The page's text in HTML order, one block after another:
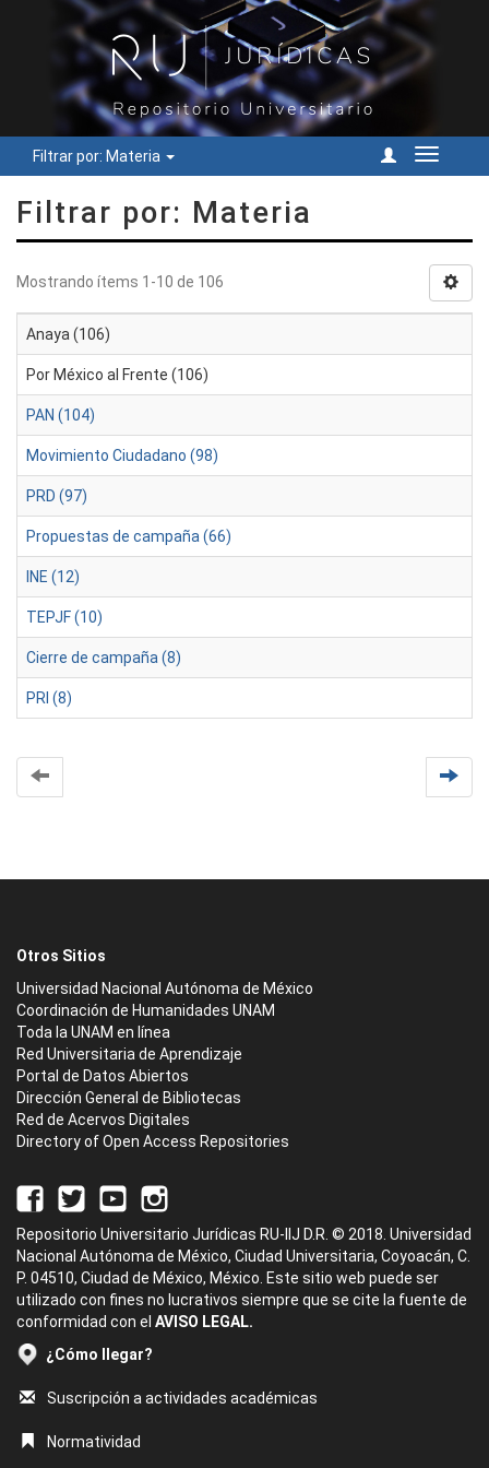
Filtrar por: Materia
Cambiar
Filtrar por: Materia
Mostrando ítems 1-10 de 106
Anaya (106)
Por México al Frente (106)
PAN (104)
Movimiento Ciudadano (98)
PRD (97)
Propuestas de campaña (66)
INE (12)
TEPJF (10)
Cierre de campaña (8)
PRI (8)
Otros Sitios
Universidad Nacional Autónoma de México
Coordinación de Humanidades UNAM
Toda la UNAM en línea
Red Universitaria de Aprendizaje
Portal de Datos Abiertos
Dirección General de Bibliotecas
Red de Acervos Digitales
Directory of Open Access Repositories
Repositorio Universitario Jurídicas RU-IIJ D.R. © 2018. Universidad
Nacional Autónoma de México, Ciudad Universitaria, Coyoacán, C.
P. 04510, Ciudad de México, México. Este sitio web puede ser
utilizado con fines no lucrativos siempre que se cite la fuente de
conformidad con el AVISO LEGAL.
¿Cómo llegar?
Suscripción a actividades académicas
Normatividad